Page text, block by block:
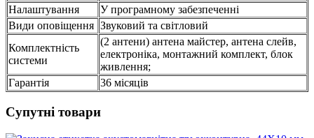
Налаштування
У програмному забезпеченні
Види оповіщення Звуковий та світловий
Комплектність
системи
(2 антени) антена майстер, антена слейв,
електроніка, монтажний комплект, блок
живлення;
Гарантія
36 місяців
Супутні товари